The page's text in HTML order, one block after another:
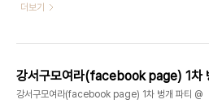
전한 놀이문화를 이끌 수 있는 컨텐츠로 구성된 공간
및 재능기부를 실천하고 계십니다. 디액션스쿨 바로
http://www.deliciousaction.com/145..
증명할 수 있는 서류 아무거나 꼭 지참해올 것! #1.증
50,000원 ■ Package #1(증명사진) ＋ #1(여권
사진) + #3(프로필사진) = 92,000원 ->
70,000원 ■ Package #1(여권사진) + #2.(취
더보기
강서구모여라(facebook page) 1차 벙개 파티 @